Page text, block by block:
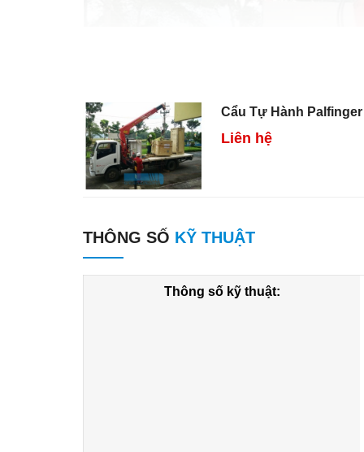
Cẩu Tự Hành Palfinger
Liên hệ
THÔNG SỐ KỸ THUẬT
Thông số kỹ thuật: